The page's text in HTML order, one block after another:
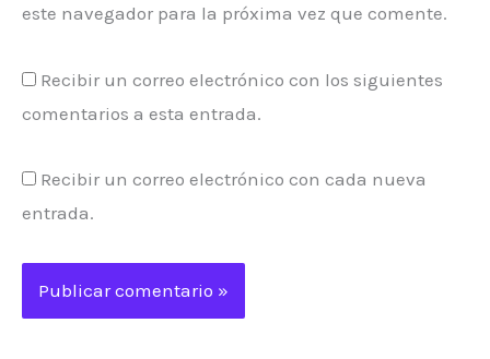
este navegador para la próxima vez que comente.
Recibir un correo electrónico con los siguientes
comentarios a esta entrada.
Recibir un correo electrónico con cada nueva
entrada.